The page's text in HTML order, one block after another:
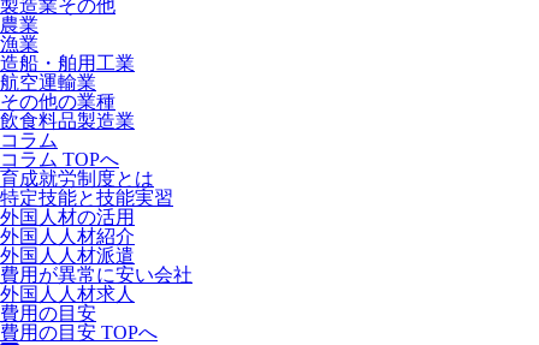
製造業その他
農業
漁業
造船・舶用工業
航空運輸業
その他の業種
飲食料品製造業
コラム
コラム TOPへ
育成就労制度とは
特定技能と技能実習
外国人材の活用
外国人人材紹介
外国人人材派遣
費用が異常に安い会社
外国人人材求人
費用の目安
費用の目安 TOPへ